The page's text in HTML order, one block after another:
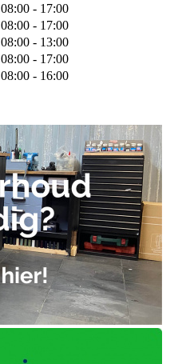
08:00 - 17:00
08:00 - 17:00
08:00 - 13:00
08:00 - 17:00
08:00 - 16:00